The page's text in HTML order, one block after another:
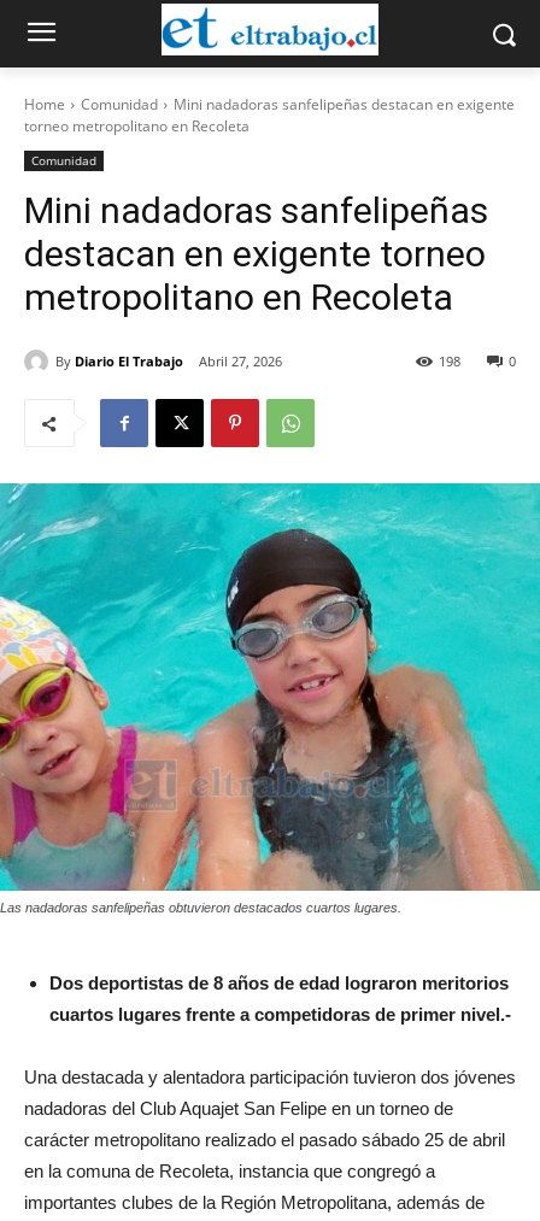
Home Comunidad
Mini nadadoras sanfelipeñas destacan en exigente
torneo metropolitano en Recoleta
Comunidad
Mini nadadoras sanfelipeñas
destacan en exigente torneo
metropolitano en Recoleta
By Diario El Trabajo Abril 27, 2026 0
198
Las nadadoras sanfelipeñas obtuvieron destacados cuartos lugares.
Dos deportistas de 8 años de edad lograron meritorios
cuartos lugares frente a competidoras de primer nivel.-
Una destacada y alentadora participación tuvieron dos jóvenes
nadadoras del Club Aquajet San Felipe en un torneo de
carácter metropolitano realizado el pasado sábado 25 de abril
en la comuna de Recoleta, instancia que congregó a
importantes clubes de la Región Metropolitana, además de